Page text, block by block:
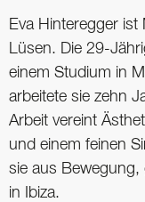
Eva Hinteregger
Lüsen. Die 29-
einem Studium in
arbeitete sie zehn
Arbeit ­vereint
und einem feinen
sie aus Bewegung,
in Ibiza.